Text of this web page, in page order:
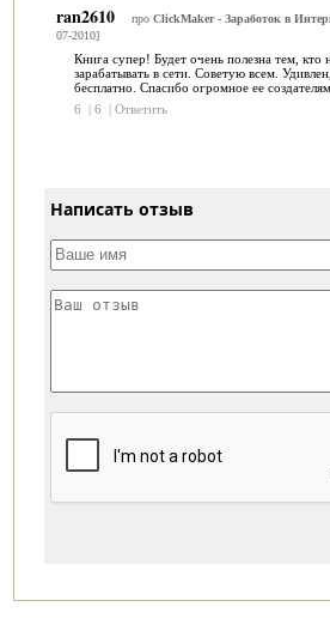
ran2610 про ClickMaker - Заработок в
07-2010]
Книга супер! Будет очень полезна тем, кто
зарабатывать в сети. Советую всем.
бесплатно. Спасибо огромное ее
6
| 6 | Ответить
Написать отзыв